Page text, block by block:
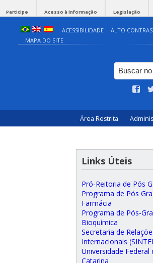
Participe Acesso à informação Legislação
ACESSIBILIDADE
ALTO
MAPA DO SITE
Área Restrita
Links Úteis
Pró-Reitoria de Pós
Programa de Pós
Farmácia
Programa de Pós-
Bioquímica
Secretaria de
Internacionais
Universidade Federal
Catarina